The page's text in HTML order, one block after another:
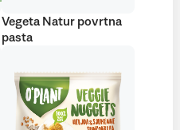
Vegeta Natur povrtna
pasta